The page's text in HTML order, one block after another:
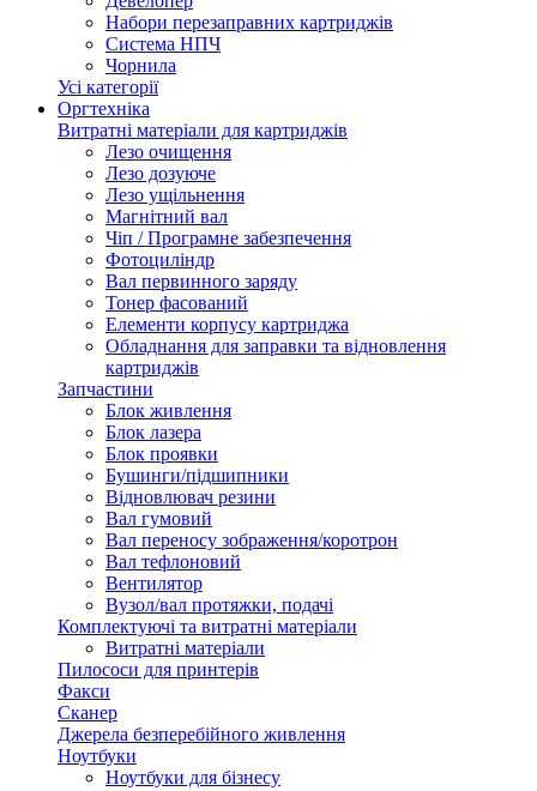
Набори перезаправних картриджів
Система НПЧ
Чорнила
Усі категорії
Оргтехніка
Витратні матеріали для картриджів
Лезо очищення
Лезо дозуюче
Лезо ущільнення
Магнітний вал
Чіп / Програмне забезпечення
Фотоциліндр
Вал первинного заряду
Тонер фасований
Елементи корпусу картриджа
Обладнання для заправки та відновлення
картриджів
Запчастини
Блок живлення
Блок лазера
Блок проявки
Бушинги/підшипники
Відновлювач резини
Вал гумовий
Вал переносу зображення/коротрон
Вал тефлоновий
Вентилятор
Вузол/вал протяжки, подачі
Комплектуючі та витратні матеріали
Витратні матеріали
Пилососи для принтерів
Факси
Сканер
Джерела безперебійного живлення
Ноутбуки
Ноутбуки для бізнесу